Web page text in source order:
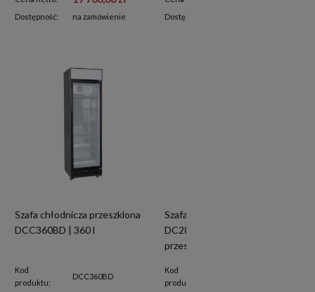
Dostępność: na zamówienie Dostępność:
Szafa chłodnicza przeszklona
DCC360BD | 360 l
Kod
produktu:
DCC360BD
Szafa chłodnicza przeszklona
DC287SLBC | drzwi
przesuwne | czarna | 302 l
Kod
produktu: